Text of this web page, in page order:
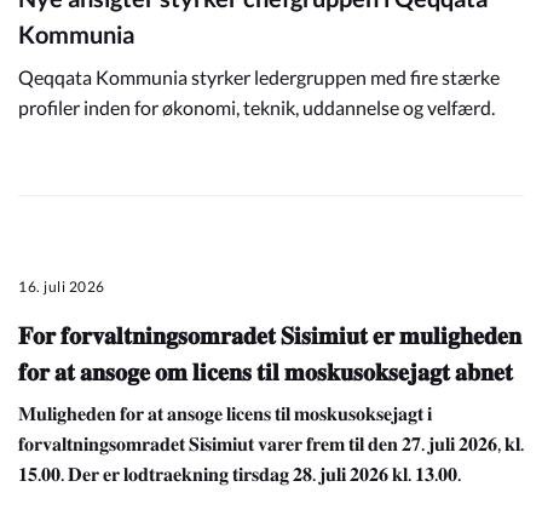
Kommunia
Qeqqata Kommunia styrker ledergruppen med fire stærke
profiler inden for økonomi, teknik, uddannelse og velfærd.
16. juli 2026
𝐅𝐨𝐫 𝐟𝐨𝐫𝐯𝐚𝐥𝐭𝐧𝐢𝐧𝐠𝐬𝐨𝐦𝐫𝐚𝐝𝐞𝐭 𝐒𝐢𝐬𝐢𝐦𝐢𝐮𝐭 𝐞𝐫 𝐦𝐮𝐥𝐢𝐠𝐡𝐞𝐝𝐞𝐧
𝐟𝐨𝐫 𝐚𝐭 𝐚𝐧𝐬𝐨𝐠𝐞 𝐨𝐦 𝐥𝐢𝐜𝐞𝐧𝐬 𝐭𝐢𝐥 𝐦𝐨𝐬𝐤𝐮𝐬𝐨𝐤𝐬𝐞𝐣𝐚𝐠𝐭 𝐚𝐛𝐧𝐞𝐭
𝐌𝐮𝐥𝐢𝐠𝐡𝐞𝐝𝐞𝐧 𝐟𝐨𝐫 𝐚𝐭 𝐚𝐧𝐬𝐨𝐠𝐞 𝐥𝐢𝐜𝐞𝐧𝐬 𝐭𝐢𝐥 𝐦𝐨𝐬𝐤𝐮𝐬𝐨𝐤𝐬𝐞𝐣𝐚𝐠𝐭 𝐢
𝐟𝐨𝐫𝐯𝐚𝐥𝐭𝐧𝐢𝐧𝐠𝐬𝐨𝐦𝐫𝐚𝐝𝐞𝐭 𝐒𝐢𝐬𝐢𝐦𝐢𝐮𝐭 𝐯𝐚𝐫𝐞𝐫 𝐟𝐫𝐞𝐦 𝐭𝐢𝐥 𝐝𝐞𝐧 𝟐𝟕. 𝐣𝐮𝐥𝐢 𝟐𝟎𝟐𝟔, 𝐤𝐥.
𝟏𝟓.𝟎𝟎. 𝐃𝐞𝐫 𝐞𝐫 𝐥𝐨𝐝𝐭𝐫𝐚𝐞𝐤𝐧𝐢𝐧𝐠 𝐭𝐢𝐫𝐬𝐝𝐚𝐠 𝟐𝟖. 𝐣𝐮𝐥𝐢 𝟐𝟎𝟐𝟔 𝐤𝐥. 𝟏𝟑.𝟎𝟎.